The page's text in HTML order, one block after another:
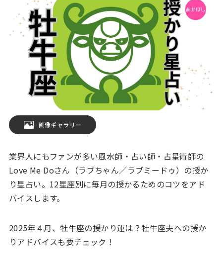
画像ギャラリー
業界人にもファンが多い風水師・占い師・占星術師の
Love Me Doさん（ラブちゃん／ラブミードゥ）の授か
り星占い。12星座別に毎月の授かるためのコツをアド
バイスします。
2025年４月、牡牛座の授かり運は？牡牛座夫への授か
りアドバイスも要チェック！